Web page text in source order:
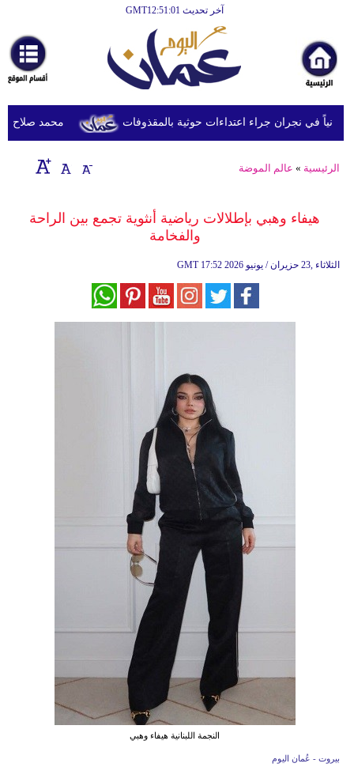
آخر تحديث GMT12:51:01
أخبارعاجلة
رياضة
ثقافة
إقتصاد
وموسيقى
محمد صلاح يصل
الرئيسية » عالم الموضة
هيفاء وهبي بإطلالات رياضية أنثوية تجمع بين الراحة
والفخامة
GMT 17:52 2026 الثلاثاء ,23 حزيران / يونيو
النجمة اللبنانية هيفاء وهبي
بيروت - عُمان اليوم